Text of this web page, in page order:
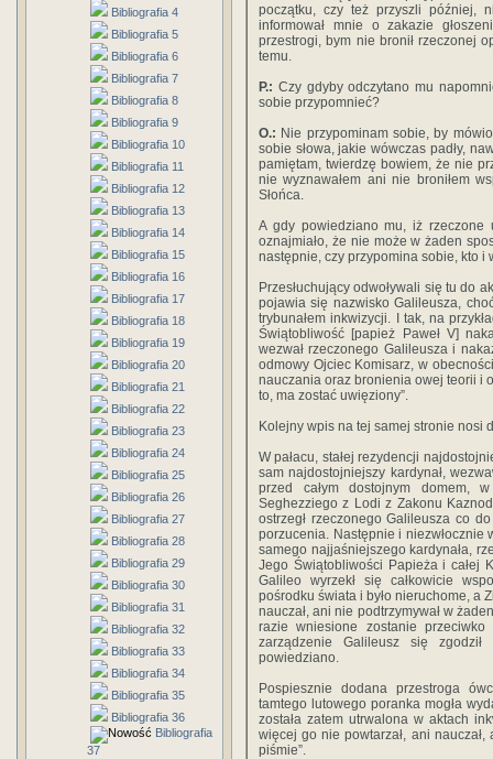
Bibliografia 4
Bibliografia 5
Bibliografia 6
Bibliografia 7
Bibliografia 8
Bibliografia 9
Bibliografia 10
Bibliografia 11
Bibliografia 12
Bibliografia 13
Bibliografia 14
Bibliografia 15
Bibliografia 16
Bibliografia 17
Bibliografia 18
Bibliografia 19
Bibliografia 20
Bibliografia 21
Bibliografia 22
Bibliografia 23
Bibliografia 24
Bibliografia 25
Bibliografia 26
Bibliografia 27
Bibliografia 28
Bibliografia 29
Bibliografia 30
Bibliografia 31
Bibliografia 32
Bibliografia 33
Bibliografia 34
Bibliografia 35
Bibliografia 36
Bibliografia
37
początku, czy też przyszli później,
informował mnie o zakazie
przestrogi, bym nie bronił rzeczonej
temu.
P.: Czy gdyby odczytano mu
sobie przypomnieć?
O.: Nie przypominam sobie, by
sobie słowa, jakie wówczas padły,
pamiętam, twierdzę bowiem, że nie
nie wyznawałem ani nie broniłem
Słońca.
A gdy powiedziano mu, iż rzeczone
oznajmiało, że nie może w żaden
następnie, czy przypomina sobie, kto i
Przesłuchujący odwoływali się tu do
pojawia się nazwisko Galileusza,
trybunałem inkwizycji. I tak, na
Świątobliwość [papież Paweł V]
wezwał rzeczonego Galileusza i
odmowy Ojciec Komisarz, w
nauczania oraz bronienia owej teorii i
to, ma zostać uwięziony”.
Kolejny wpis na tej samej stronie nosi
W pałacu, stałej rezydencji
sam najdostojniejszy kardynał,
przed całym dostojnym domem,
Seghezziego z Lodi z Zakonu
ostrzegł rzeczonego Galileusza co
porzucenia. Następnie i
samego najjaśniejszego kardynała,
Jego Świątobliwości Papieża i całej
Galileo wyrzekł się całkowicie
pośrodku świata i było nieruchome, a
nauczał, ani nie podtrzymywał w
razie wniesione zostanie
zarządzenie Galileusz się
powiedziano.
Pospiesznie dodana przestroga
tamtego lutowego poranka mogła
została zatem utrwalona w aktach
więcej go nie powtarzał, ani
piśmie”.